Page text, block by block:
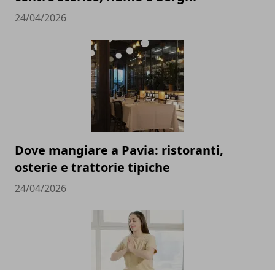
24/04/2026
Dove mangiare a Pavia: ristoranti,
osterie e trattorie tipiche
24/04/2026